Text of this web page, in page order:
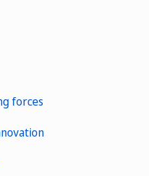
forces